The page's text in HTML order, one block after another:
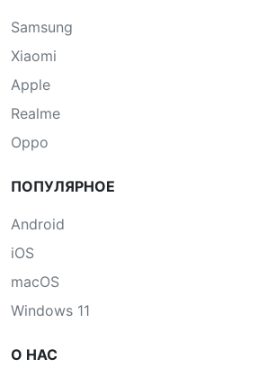
Samsung
Xiaomi
Apple
Realme
Oppo
ПОПУЛЯРНОЕ
Android
iOS
macOS
Windows 11
О НАС